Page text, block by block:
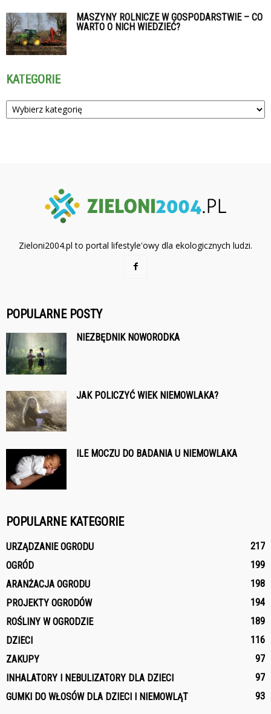
MASZYNY ROLNICZE W GOSPODARSTWIE – CO
WARTO O NICH WIEDZIEĆ?
KATEGORIE
Kategorie
Zieloni2004.pl to portal lifestyle'owy dla ekologicznych ludzi.
POPULARNE POSTY
NIEZBĘDNIK NOWORODKA
JAK POLICZYĆ WIEK NIEMOWLAKA?
ILE MOCZU DO BADANIA U NIEMOWLAKA
POPULARNE KATEGORIE
URZĄDZANIE OGRODU
217
OGRÓD
199
ARANŻACJA OGRODU
198
PROJEKTY OGRODÓW
194
ROŚLINY W OGRODZIE
189
DZIECI
116
ZAKUPY
97
INHALATORY I NEBULIZATORY DLA DZIECI
97
GUMKI DO WŁOSÓW DLA DZIECI I NIEMOWLĄT
93